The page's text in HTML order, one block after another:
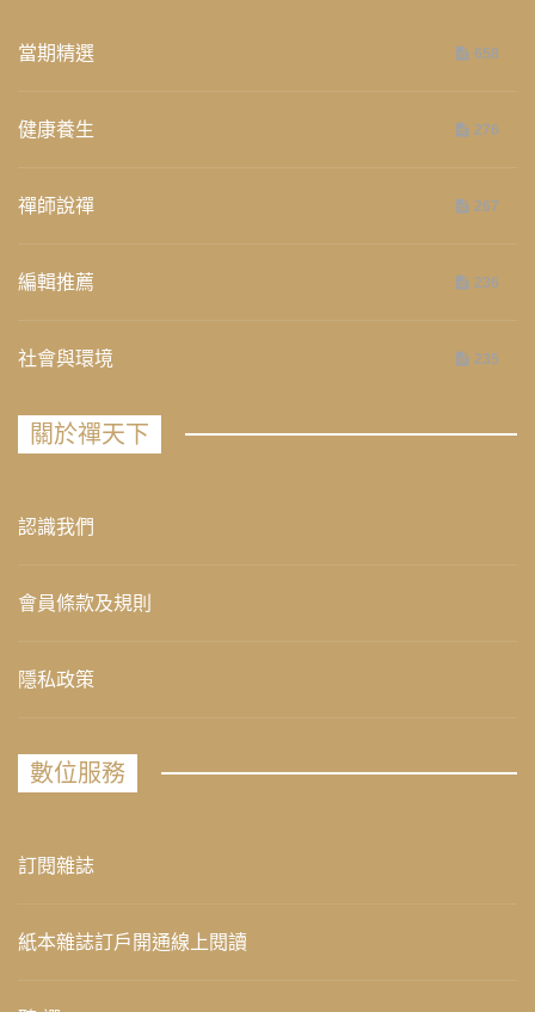
當期精選 658
健康養生 276
禪師說禪 267
編輯推薦 236
社會與環境 235
關於禪天下
認識我們
會員條款及規則
隱私政策
數位服務
訂閱雜誌
紙本雜誌訂戶開通線上閱讀